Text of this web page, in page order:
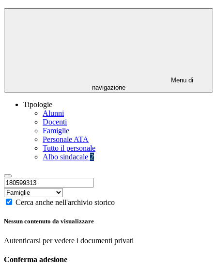
Menu di
navigazione
Tipologie
Alunni
Docenti
Famiglie
Personale ATA
Tutto il personale
Albo sindacale 2
Cerca anche nell'archivio storico
Nessun contenuto da visualizzare
Autenticarsi per vedere i documenti privati
Conferma adesione